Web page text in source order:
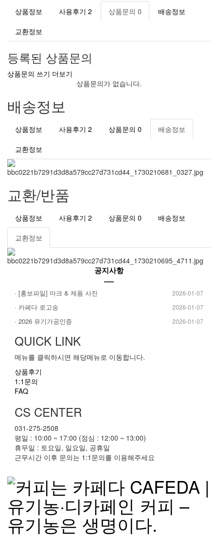
상품정보 사용후기 2 상품문의 0 배송정보
교환정보
등록된 상품문의
상품문의 쓰기 더보기
상품문의가 없습니다.
배송정보
상품정보 사용후기 2 상품문의 0 배송정보
교환정보
교환/반품
상품정보 사용후기 2 상품문의 0 배송정보
교환정보
공지사항
· [홍보파일] 마크 & 제품 사진 2026-01-07
· 카페다 로고송 2026-01-07
· 2026 유기가공인증 2026-01-07
QUICK LINK
메뉴를 클릭하시면 해당메뉴로 이동합니다.
상품후기
1:1문의
FAQ
CS CENTER
031-275-2508
평일 : 10:00 ~ 17:00 (점심 : 12:00 ~ 13:00)
휴무일 : 토요일, 일요일, 공휴일
근무시간 이후 문의는 1:1문의를 이용해주세요